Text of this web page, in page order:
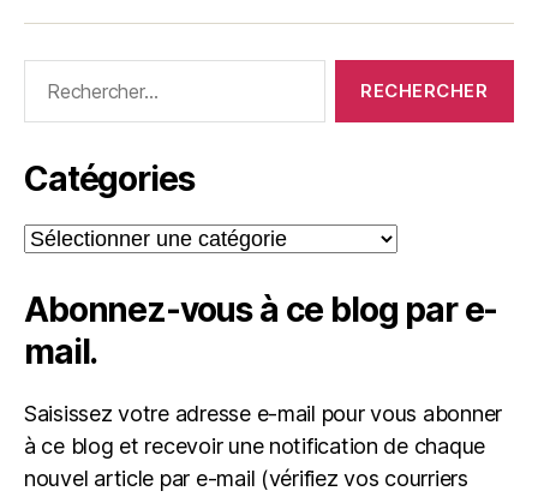
Catégories
Catégories
Abonnez-vous à ce blog par e-
mail.
Saisissez votre adresse e-mail pour vous abonner
à ce blog et recevoir une notification de chaque
nouvel article par e-mail (vérifiez vos courriers